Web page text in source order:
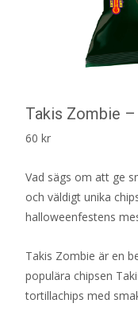
Takis Zombie –
60 kr
Vad sägs om att ge
och väldigt unika
halloweenfestens
Takis Zombie är en
populära chipsen
tortillachips med